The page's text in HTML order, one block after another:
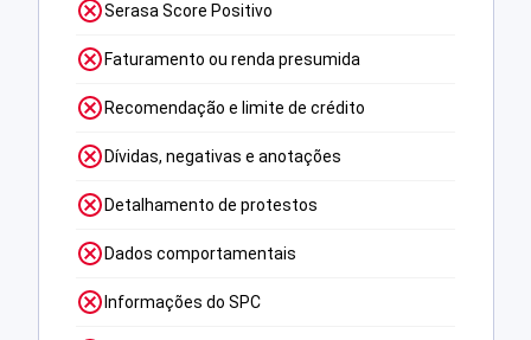
Serasa Score Positivo
Faturamento ou renda presumida
Recomendação e limite de crédito
Dívidas, negativas e anotações
Detalhamento de protestos
Dados comportamentais
Informações do SPC